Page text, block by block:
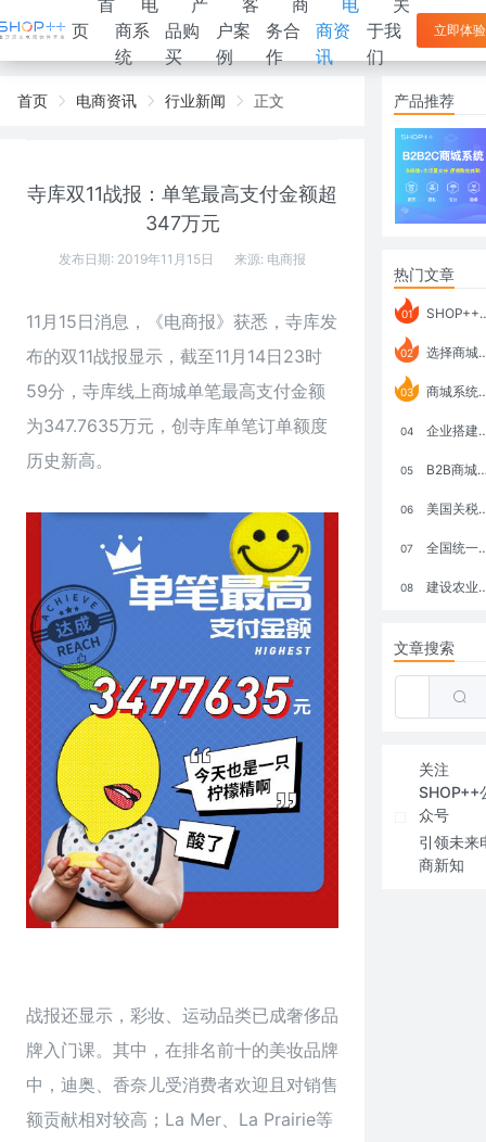
首
页
电
商系
统
产
品购
买
客
户案
例
商
务合
作
电
商资
讯
关
于我
们
立即体验
首页 电商资讯 行业新闻 正文
寺库双11战报：单笔最高支付金额超
347万元
发布日期: 2019年11月15日 来源: 电商报
11月15日消息，《电商报》获悉，寺库发
布的双11战报显示，截至11月14日23时
59分，寺库线上商城单笔最高支付金额
为347.7635万元，创寺库单笔订单额度
历史新高。
战报还显示，彩妆、运动品类已成奢侈品
牌入门课。其中，在排名前十的美妆品牌
中，迪奥、香奈儿受消费者欢迎且对销售
额贡献相对较高；La Mer、La Prairie等
产品推荐
热门文章
01 SHOP++ B2B2C V9.1 全新发布 新亮点
02 选择商城系统要考虑哪些问题？
03 商城系统如何打通跨境电商模式？
04 企业搭建积分商城系统要注意什么？
05 B2B商城系统搭建：开发语言、功能、优势分析
06 美国关税政策冲击全球电商格局：五大类平台受重创，转型与自救成关键
07 全国统一大市场：电商如何掘金新蓝海？
08 建设农业强国，网上商城来助力！
文章搜索
关注
SHOP++
众号
引领未来
商新知